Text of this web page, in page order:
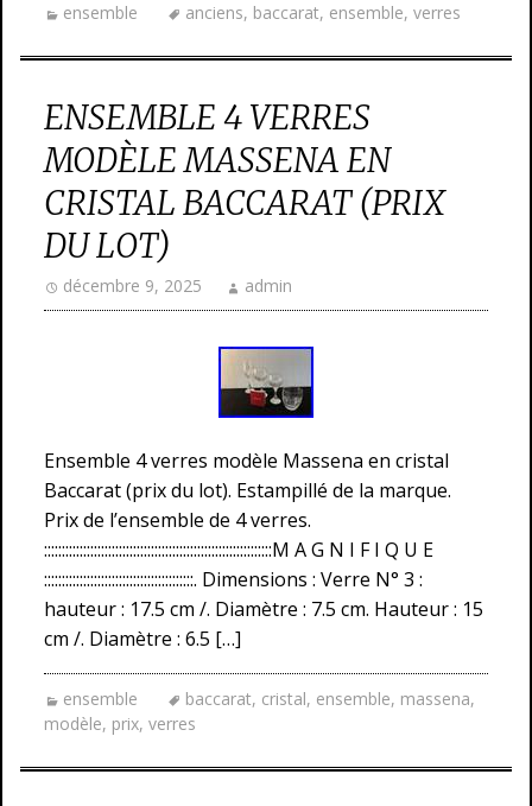
ensemble anciens, baccarat, ensemble, verres
ENSEMBLE 4 VERRES
MODÈLE MASSENA EN
CRISTAL BACCARAT (PRIX
DU LOT)
décembre 9, 2025 admin
Ensemble 4 verres modèle Massena en cristal
Baccarat (prix du lot). Estampillé de la marque.
Prix de l’ensemble de 4 verres.
::::::::::::::::::::::::::::::::::::::::::::::::::::::::::::::::M A G N I F I Q U E
::::::::::::::::::::::::::::::::::::::::::. Dimensions : Verre N° 3 :
hauteur : 17.5 cm /. Diamètre : 7.5 cm. Hauteur : 15
cm /. Diamètre : 6.5 […]
ensemble baccarat, cristal, ensemble, massena,
modèle, prix, verres